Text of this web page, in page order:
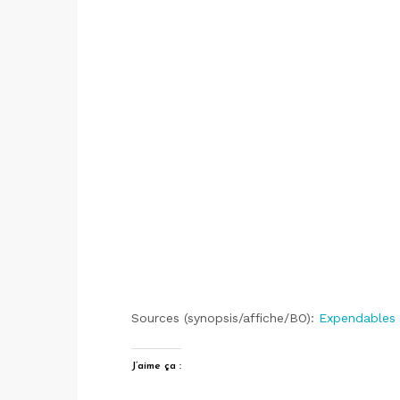
Sources (synopsis/affiche/BO):
J’aime ça :